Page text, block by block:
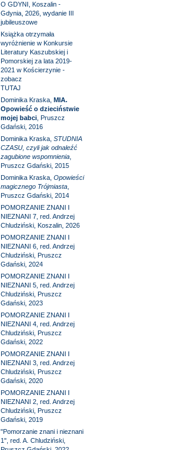
O GDYNI, Koszalin -
Gdynia, 2026, wydanie III
jubileuszowe
Książka otrzymała
wyróżnienie w Konkursie
Literatury Kaszubskiej i
Pomorskiej za lata 2019-
2021 w Kościerzynie -
zobacz
TUTAJ
Dominika Kraska, MIA.
Opowieść o dzieciństwie
mojej babci, Pruszcz
Gdański, 2016
Dominika Kraska, STUDNIA
CZASU, czyli jak odnaleźć
zagubione wspomnienia,
Pruszcz Gdański, 2015
Dominika Kraska, Opowieści
magicznego Trójmiasta,
Pruszcz Gdański, 2014
POMORZANIE ZNANI I
NIEZNANI 7, red. Andrzej
Chludziński, Koszalin, 2026
POMORZANIE ZNANI I
NIEZNANI 6, red. Andrzej
Chludziński, Pruszcz
Gdański, 2024
POMORZANIE ZNANI I
NIEZNANI 5, red. Andrzej
Chludziński, Pruszcz
Gdański, 2023
POMORZANIE ZNANI I
NIEZNANI 4, red. Andrzej
Chludziński, Pruszcz
Gdański, 2022
POMORZANIE ZNANI I
NIEZNANI 3, red. Andrzej
Chludziński, Pruszcz
Gdański, 2020
POMORZANIE ZNANI I
NIEZNANI 2, red. Andrzej
Chludziński, Pruszcz
Gdański, 2019
"Pomorzanie znani i nieznani
1", red. A. Chludziński,